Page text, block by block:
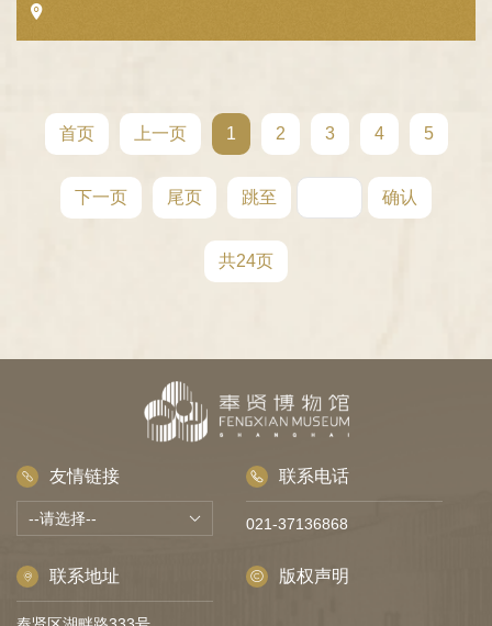
首页 上一页 1 2 3 4 5
下一页 尾页 跳至 确认
共24页
友情链接 联系电话
021-37136868
联系地址 版权声明